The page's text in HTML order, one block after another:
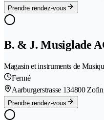
Prendre rendez-vous
B. & J. Musiglade
Magasin et instruments de
Fermé
Aarburgerstrasse 134800
Prendre rendez-vous